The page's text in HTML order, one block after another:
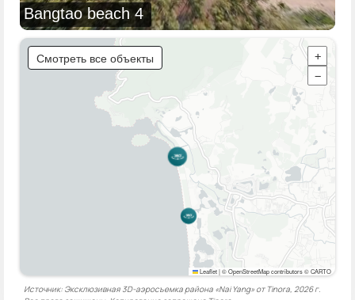
Bangtao beach 4
Смотреть все объекты
+
−
Leaflet|© OpenStreetMap contributors © CARTO
Источник: Эксклюзивная 3D-аэросъемка района «Nai Yang» от Tinora, 2026 г.